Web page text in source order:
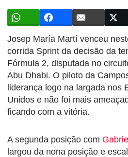
Josep María Martí venceu
corrida Sprint da decisão da
Fórmula 2, disputada no
Abu Dhabi. O piloto da
liderança logo na largada nos
Unidos e não foi mais
ficando com a vitória.
A segunda posição com
largou da nona posição e